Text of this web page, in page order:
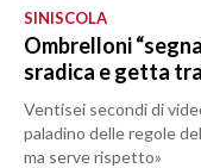
SINISCOLA
Ombrelloni
sradica e getta
Ventisei secondi di
paladino delle regole
ma serve rispetto»